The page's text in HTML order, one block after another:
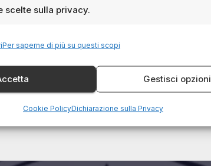
scelte sulla privacy.
Per saperne di più su questi scopi
Gestisci opzioni
Cookie PolicyDichiarazione sulla Privacy